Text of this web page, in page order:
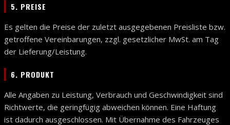
5. PREISE
Es gelten die Preise der zuletzt ausgegebenen Preisliste bzw.
getroffene Vereinbarungen, zzgl. gesetzlicher MwSt. am Tag
der Lieferung/Leistung.
6. PRODUKT
Alle Angaben zu Leistung, Verbrauch und Geschwindigkeit sind
Richtwerte, die geringfügig abweichen können. Eine Haftung
ist dadurch ausgeschlossen. Mit Übernahme des Fahrzeuges